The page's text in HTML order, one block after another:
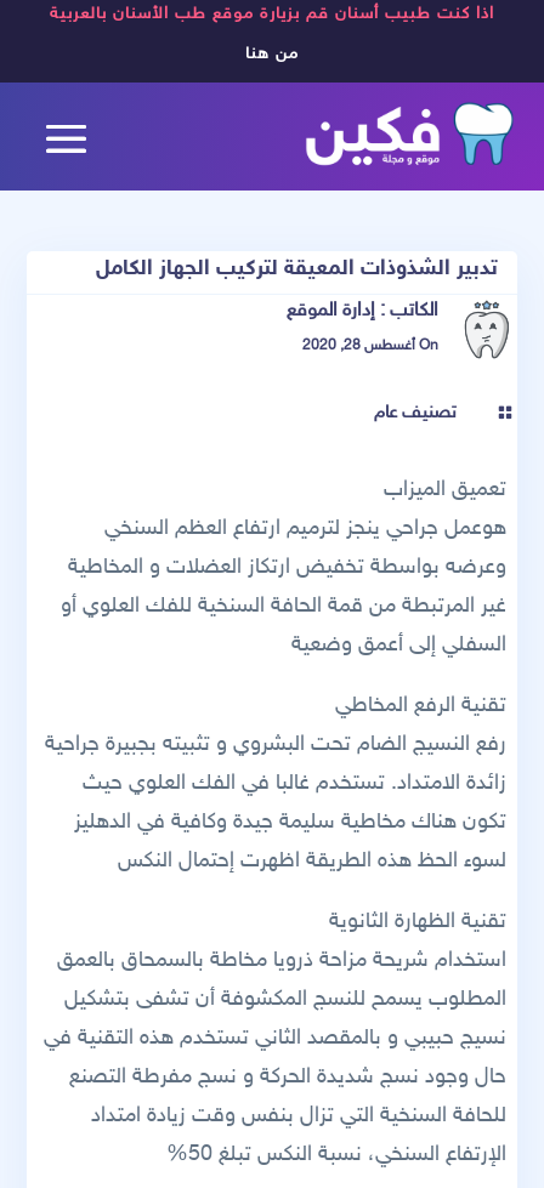
اذا كنت طبيب أسنان قم بزيارة موقع طب الأسنان بالعربية
من هنا
تدبير الشذوذات المعيقة لتركيب الجهاز الكامل
الكاتب :إدارة الموقع
On أغسطس 28, 2020
 تصنيف عام
تعميق الميزاب
هوعمل جراحي ينجز لترميم ارتفاع العظم السنخي
وعرضه بواسطة تخفيض ارتكاز العضلات و المخاطية
غير المرتبطة من قمة الحافة السنخية للفك العلوي أو
السفلي إلى أعمق وضعية
تقنية الرفع المخاطي
رفع النسيج الضام تحت البشروي و تثبيته بجبيرة جراحية
زائدة الامتداد. تستخدم غالبا في الفك العلوي حيث
تكون هناك مخاطية سليمة جيدة وكافية في الدهليز
لسوء الحظ هذه الطريقة اظهرت إحتمال النكس
تقنية الظهارة الثانوية
استخدام شريحة مزاحة ذرويا مخاطة بالسمحاق بالعمق
المطلوب يسمح للنسج المكشوفة أن تشفى بتشكيل
نسيج حبيبي و بالمقصد الثاني تستخدم هذه التقنية في
حال وجود نسج شديدة الحركة و نسج مفرطة التصنع
للحافة السنخية التي تزال بنفس وقت زيادة امتداد
الإرتفاع السنخي، نسبة النكس تبلغ 50%